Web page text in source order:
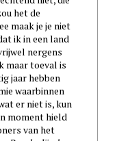
het de
maak je je niet
ik in een land
nergens
maar toeval is
jaar hebben
waarbinnen
er niet is, kun
moment hield
van het